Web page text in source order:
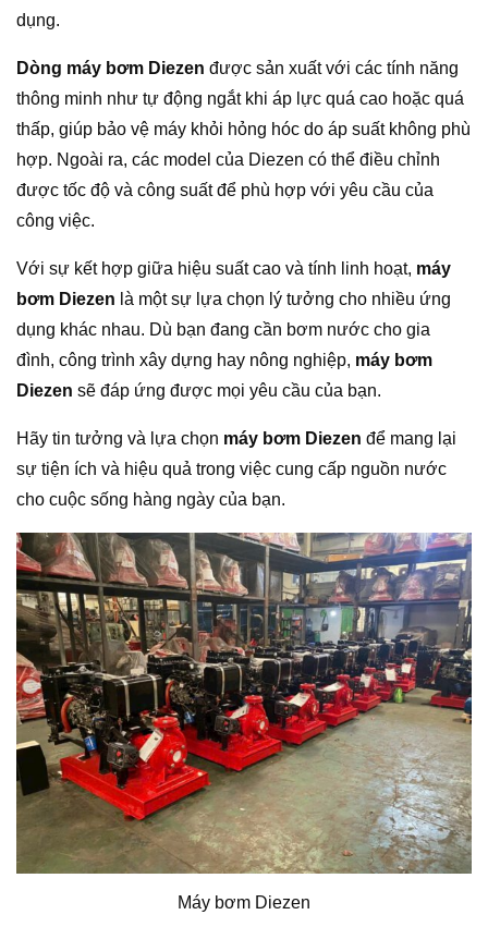
dụng.
Dòng máy bơm Diezen được sản xuất với các tính năng
thông minh như tự động ngắt khi áp lực quá cao hoặc quá
thấp, giúp bảo vệ máy khỏi hỏng hóc do áp suất không phù
hợp. Ngoài ra, các model của Diezen có thể điều chỉnh
được tốc độ và công suất để phù hợp với yêu cầu của
công việc.
Với sự kết hợp giữa hiệu suất cao và tính linh hoạt, máy
bơm Diezen là một sự lựa chọn lý tưởng cho nhiều ứng
dụng khác nhau. Dù bạn đang cần bơm nước cho gia
đình, công trình xây dựng hay nông nghiệp, máy bơm
Diezen sẽ đáp ứng được mọi yêu cầu của bạn.
Hãy tin tưởng và lựa chọn máy bơm Diezen để mang lại
sự tiện ích và hiệu quả trong việc cung cấp nguồn nước
cho cuộc sống hàng ngày của bạn.
Máy bơm Diezen